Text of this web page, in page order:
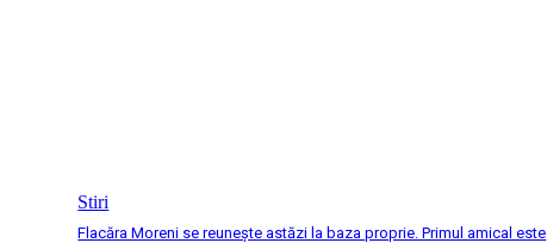
Stiri
Flacăra Moreni se reuneşte astăzi la baza proprie. Primul amical este